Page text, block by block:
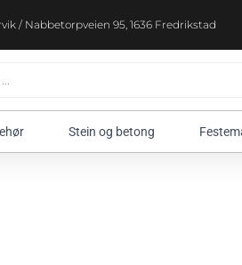
/ Nabbetorpveien 95, 1636 Fredrikstad
Stein og betong